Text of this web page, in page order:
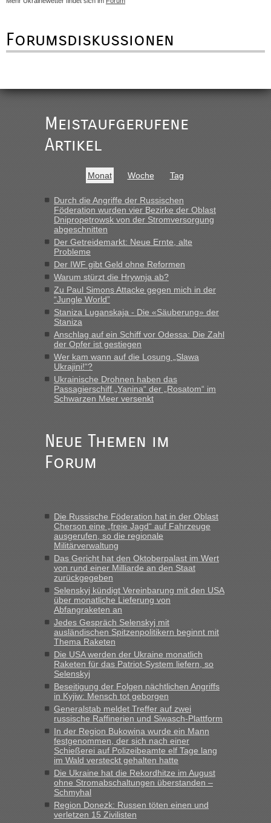
Forumsdiskussionen
Meistaufgerufene
Artikel
Monat Woche Tag
Durch die Angriffe der Russischen
Föderation wurden vier Bezirke der Oblast
Dnipropetrowsk von der Stromversorgung
abgeschnitten
Der Getreidemarkt: Neue Ernte, alte
Probleme
Der IWF gibt Geld ohne Reformen
Warum stürzt die Hrywnja ab?
Zu Paul Simons Attacke gegen mich in der
“Jungle World”
Staniza Luganskaja - Die «Säuberung» der
Staniza
Anschlag auf ein Schiff vor Odessa: Die Zahl
der Opfer ist gestiegen
Wer kam wann auf die Losung „Slawa
Ukrajini!“?
Ukrainische Drohnen haben das
Passagierschiff „Yanina“ der „Rosatom“ im
Schwarzen Meer versenkt
Neue Themen im
Forum
Die Russische Föderation hat in der Oblast
Cherson eine „freie Jagd“ auf Fahrzeuge
ausgerufen, so die regionale
Militärverwaltung
Das Gericht hat den Oktoberpalast im Wert
von rund einer Milliarde an den Staat
zurückgegeben
Selenskyj kündigt Vereinbarung mit den USA
über monatliche Lieferung von
Abfangraketen an
Jedes Gespräch Selenskyj mit
ausländischen Spitzenpolitikern beginnt mit
Thema Raketen
Die USA werden der Ukraine monatlich
Raketen für das Patriot-System liefern, so
Selenskyj
Beseitigung der Folgen nächtlichen Angriffs
in Kyjiw: Mensch tot geborgen
Generalstab meldet Treffer auf zwei
russische Raffinerien und Siwasch-Plattform
In der Region Bukowina wurde ein Mann
festgenommen, der sich nach einer
Schießerei auf Polizeibeamte elf Tage lang
im Wald versteckt gehalten hatte
Die Ukraine hat die Rekordhitze im August
ohne Stromabschaltungen überstanden –
Schmyhal
Region Donezk: Russen töten einen und
verletzen 15 Zivilisten